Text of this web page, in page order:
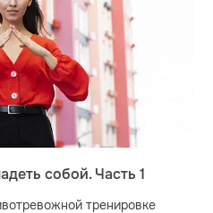
собой. Часть 1
тренировке